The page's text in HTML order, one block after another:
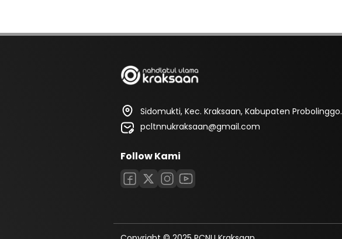
Sidomukti, Kec. Kraksaan, Kabupaten Probolinggo.
pcltnnukraksaan@gmail.com
Follow Kami